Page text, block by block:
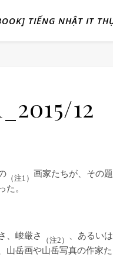
TIẾNG NHẬT IT
12
（注1）
画家たちが、その
た。
、峻厳さ
（注2）
、あるい
岳画や山岳写真の作家